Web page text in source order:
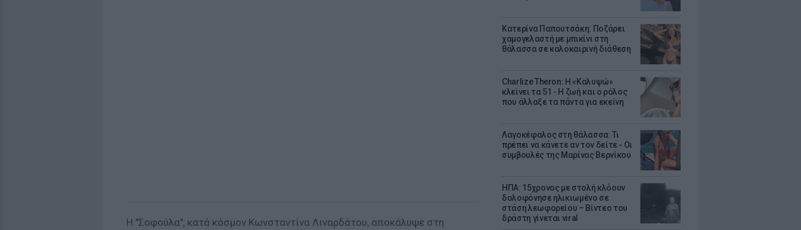
Κατερίνα Παπουτσάκη: Ποζάρει
χαμογελαστή με μπικίνι στη
θάλασσα σε καλοκαιρινή διάθεση
Charlize Theron: Η «Καλυψώ»
κλείνει τα 51 - H ζωή και ο ρόλος
που άλλαξε τα πάντα για εκείνη
Λαγοκέφαλος στη θάλασσα: Τι
πρέπει να κάνετε αν τον δείτε - Οι
συμβουλές της Μαρίνας Βερνίκου
ΗΠΑ: 15χρονος με στολή κλόουν
δολοφόνησε ηλικιωμένο σε
στάση λεωφορείου – Βίντεο του
δράστη γίνεται viral
Η "Σοφούλα", κατά κόσμον Κωνσταντίνα Λιναρδάτου, αποκάλυψε στη